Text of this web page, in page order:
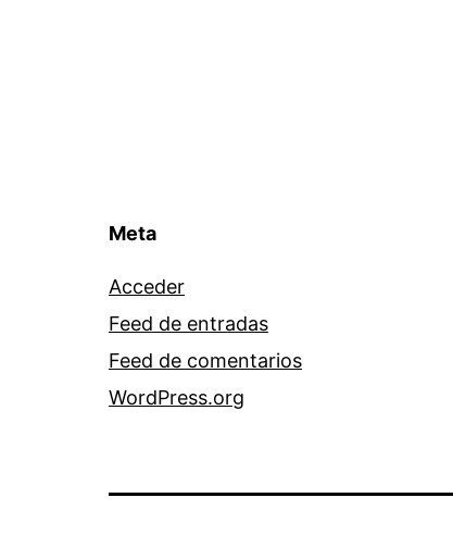
Meta
Acceder
Feed de entradas
Feed de comentarios
WordPress.org